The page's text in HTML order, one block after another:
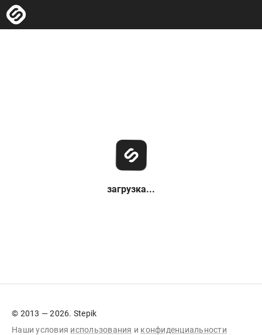
загрузка...
© 2013 — 2026. Stepik
Наши условия использования и конфиденциальности